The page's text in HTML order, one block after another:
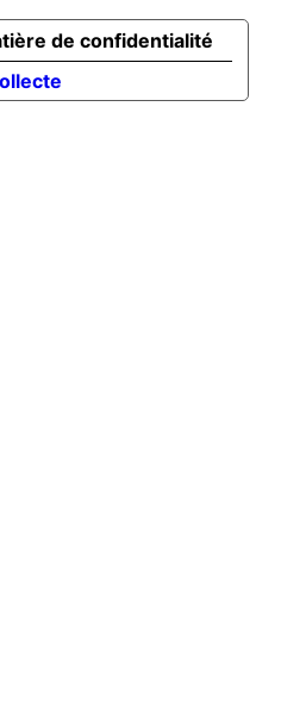
de confidentialité